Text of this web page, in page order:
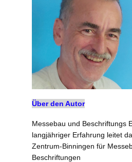
Über den Autor
Messebau und Beschriftungs
langjähriger Erfahrung leitet
Zentrum-Binningen für
Beschriftungen